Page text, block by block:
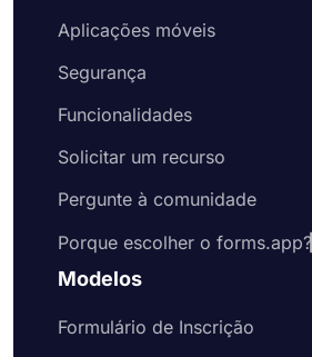
Aplicações móveis
Segurança
Funcionalidades
Solicitar um recurso
Pergunte à comunidade
Porque escolher o forms.app?
Modelos
Formulário de Inscrição